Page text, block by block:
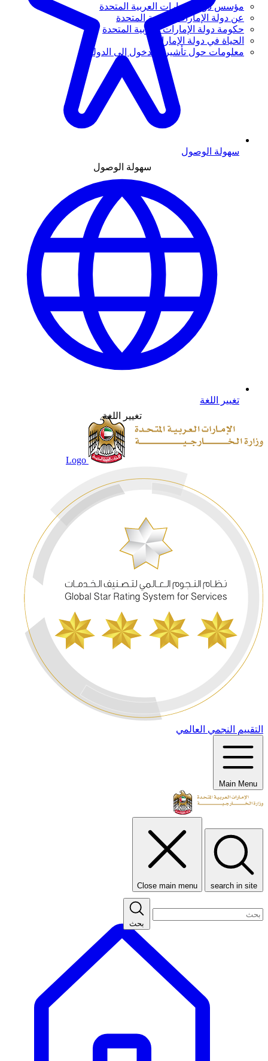
مؤسس دولة الإمارات العربية المتحدة
عن دولة الإمارات العربية المتحدة
حكومة دولة الإمارات العربية المتحدة
الحياة في دولة الإمارات
معلومات حول تأشيرة الدخول إلى الدولة
سهولة الوصول
سهولة الوصول
تغيير اللغة
تغيير اللغة
Logo
التقييم النجمي العالمي
Main Menu
search in site
Close main menu
بحث